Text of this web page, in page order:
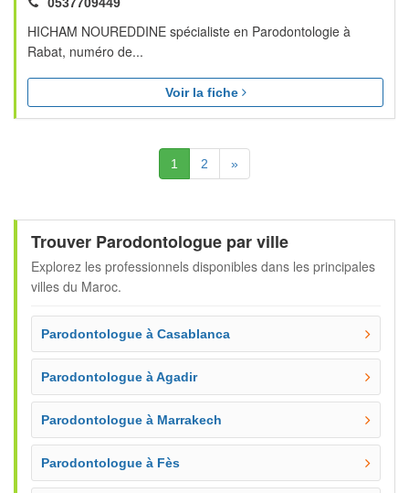
HICHAM NOUREDDINE spécialiste en Parodontologie à
Rabat, numéro de...
Voir la fiche
1 (Actuelle)
2 »Suivante
Trouver Parodontologue par ville
Explorez les professionnels disponibles dans les principales
villes du Maroc.
Parodontologue à Casablanca
Parodontologue à Agadir
Parodontologue à Marrakech
Parodontologue à Fès